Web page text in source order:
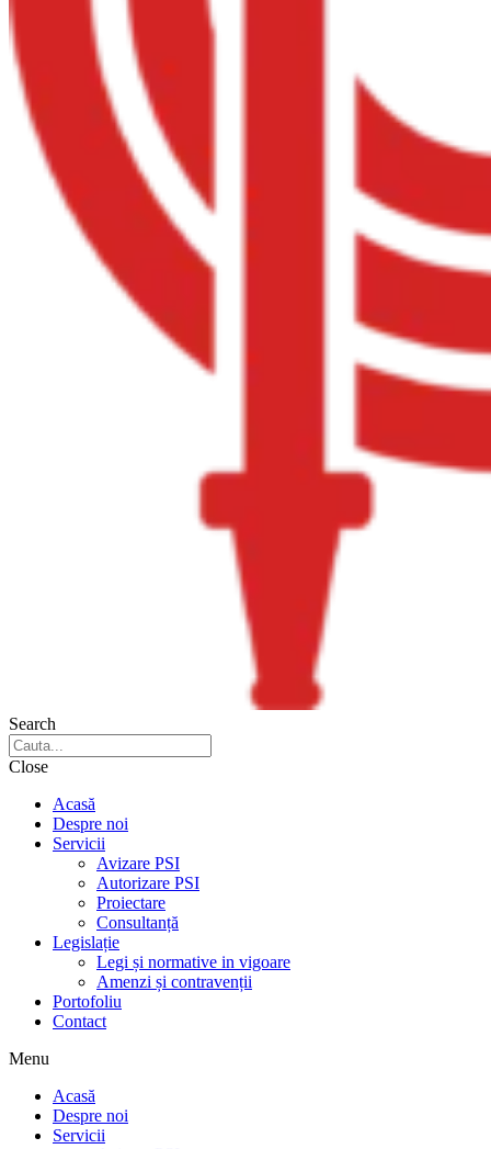
Search
Close
Acasă
Despre noi
Servicii
Avizare PSI
Autorizare PSI
Proiectare
Consultanță
Legislație
Legi și normative in vigoare
Amenzi și contravenții
Portofoliu
Contact
Menu
Acasă
Despre noi
Servicii